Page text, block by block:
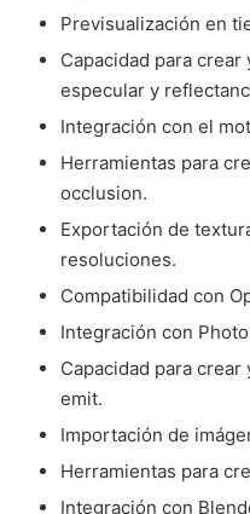
Previsualización en
Capacidad para
especular y
Integración con el
Herramientas para
occlusion.
Exportación de
resoluciones.
Compatibilidad con
Integración con
Capacidad para
emit.
Importación de
Herramientas para
Integración con